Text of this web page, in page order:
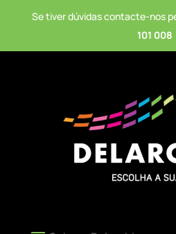
Se tiver dúvidas contacte-nos
101 008